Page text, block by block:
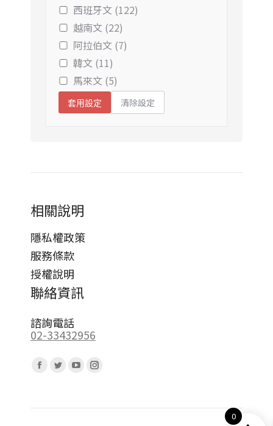
西班牙文 (122)
越南文 (22)
阿拉伯文 (7)
韓文 (11)
馬來文 (5)
套用設定 清除設定
相關說明
隱私權政策
服務條款
授權說明
聯絡資訊
諮詢電話
02-33432956
Facebook
opens
Twitter
opens
YouTube
opens
Instagram
opens
0